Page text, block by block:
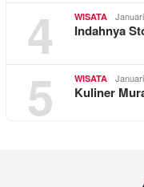
4 WISATA
Indahnya
5 WISATA
Kuliner